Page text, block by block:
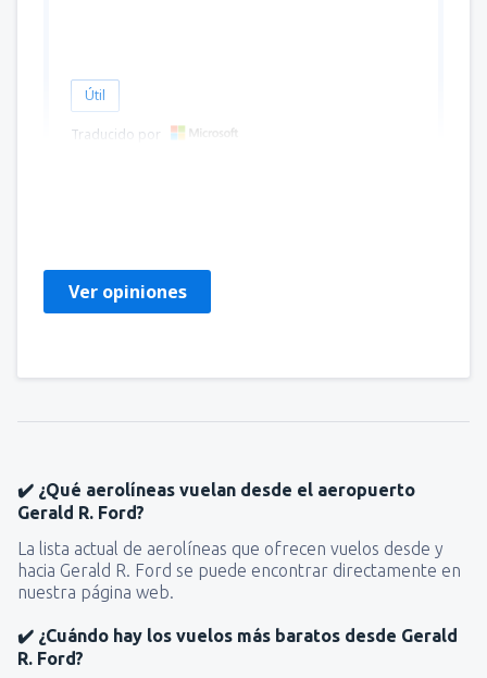
Útil
Traducido por
Ver opiniones
✔️ ¿Qué aerolíneas vuelan desde el aeropuerto
Gerald R. Ford?
La lista actual de aerolíneas que ofrecen vuelos desde y
hacia Gerald R. Ford se puede encontrar directamente en
nuestra página web.
✔️ ¿Cuándo hay los vuelos más baratos desde Gerald
R. Ford?